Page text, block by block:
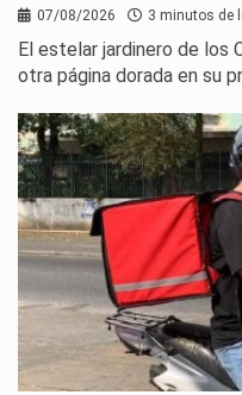
07/08/2026 3 minutos de
El estelar jardinero de los
otra página dorada en su